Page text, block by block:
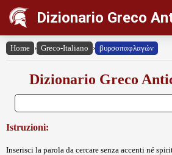
Dizionario Greco
Home › Greco-Italiano › βυρσοπαφλαγών
Dizionario Greco
Istruzioni:
Inserisci la parola da cercare senza accenti né